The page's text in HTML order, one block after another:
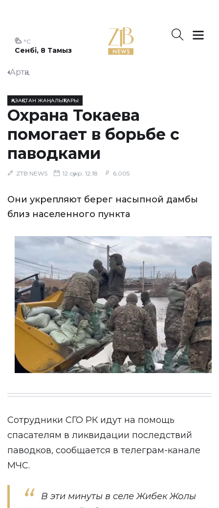
Сенбі, 8 Тамыз
°C
Артқа
ҚАЗАҚСТАН ЖАҢАЛЫҚТАРЫ
Охрана Токаева
помогает в борьбе с
паводками
ZTB NEWS 12 сәуір, 12:18 6,005
Они укрепляют берег насыпной дамбы
близ населенного пункта
Сотрудники СГО РК идут на помощь
спасателям в ликвидации последствий
паводков, сообщается в телеграм-канале
МЧС.
В эти минуты в селе Жибек Жолы